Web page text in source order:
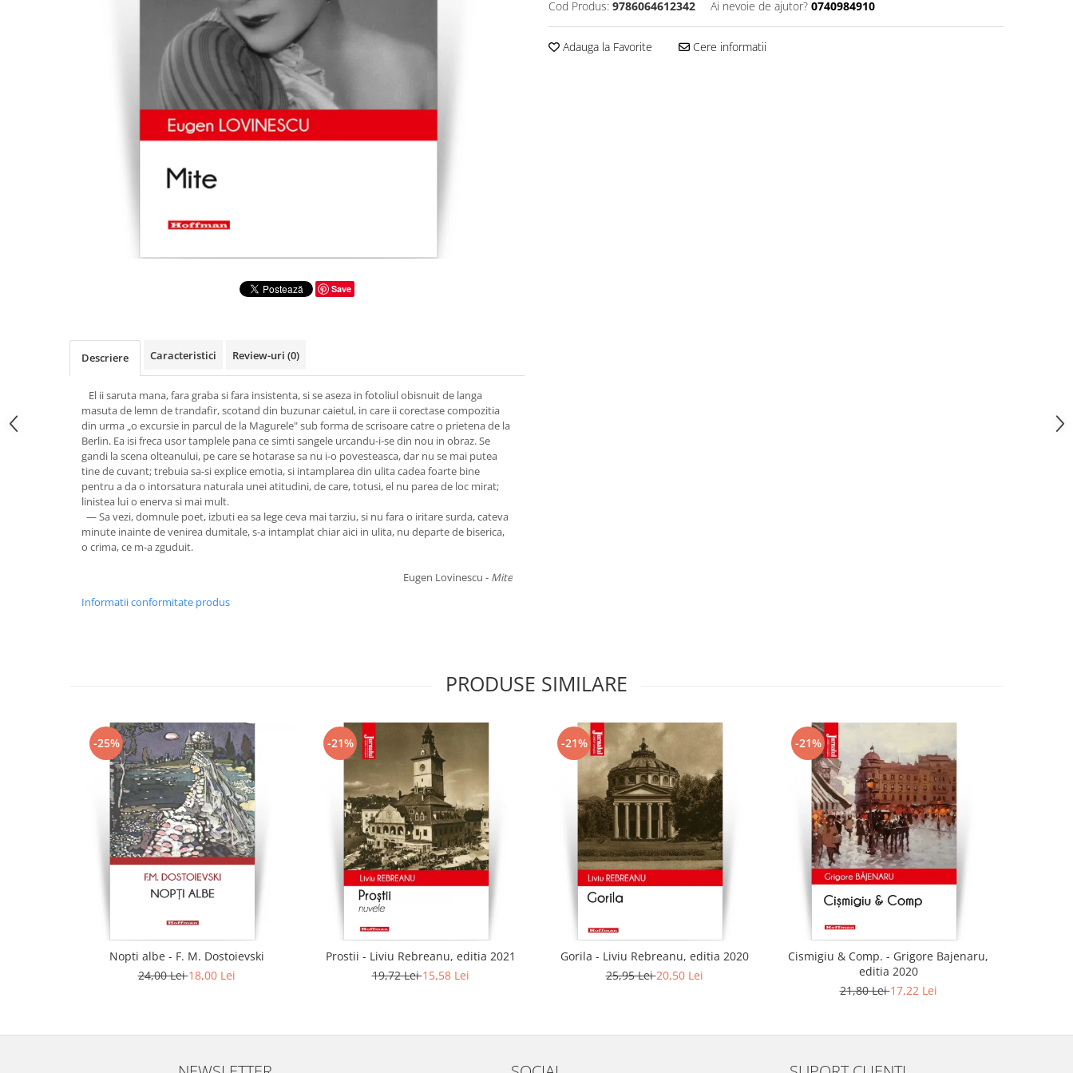
Publicistica / Reportaje / Interviuri
Save
Cod Produs: 9786064612342 Ai nevoie de ajutor? 0740984910
Adauga la Favorite Cere informatii
Descriere Caracteristici Review-uri (0)
El ii saruta mana, fara graba si fara insistenta, si se aseza in fotoliul obisnuit de langa
masuta de lemn de trandafir, scotand din buzunar caietul, in care ii corectase compozitia
din urma „o excursie in parcul de la Magurele" sub forma de scrisoare catre o prietena de la
Berlin. Ea isi freca usor tamplele pana ce simti sangele urcandu-i-se din nou in obraz. Se
gandi la scena olteanului, pe care se hotarase sa nu i-o povesteasca, dar nu se mai putea
tine de cuvant; trebuia sa-si explice emotia, si intamplarea din ulita cadea foarte bine
pentru a da o intorsatura naturala unei atitudini, de care, totusi, el nu parea de loc mirat;
linistea lui o enerva si mai mult.
— Sa vezi, domnule poet, izbuti ea sa lege ceva mai tarziu, si nu fara o iritare surda, cateva
minute inainte de venirea dumitale, s-a intamplat chiar aici in ulita, nu departe de biserica,
o crima, ce m-a zguduit.
Eugen Lovinescu - Mite
Informatii conformitate produs
PRODUSE SIMILARE
-25%
Nopti albe - F. M. Dostoievski
24,00 Lei18,00 Lei
-21%
Prostii - Liviu Rebreanu, editia 2021
19,72 Lei15,58 Lei
-21%
Gorila - Liviu Rebreanu, editia 2020
25,95 Lei20,50 Lei
-21%
Cismigiu & Comp. - Grigore Bajenaru,
editia 2020
21,80 Lei17,22 Lei